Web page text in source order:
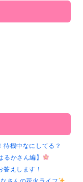
機中なにしてる？
かさん編】
えします！